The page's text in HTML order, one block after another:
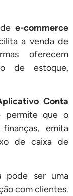
e-commerce
a venda de
oferecem
de estoque,
Conta
permite que o
emita
de caixa de
pode ser uma
com clientes.